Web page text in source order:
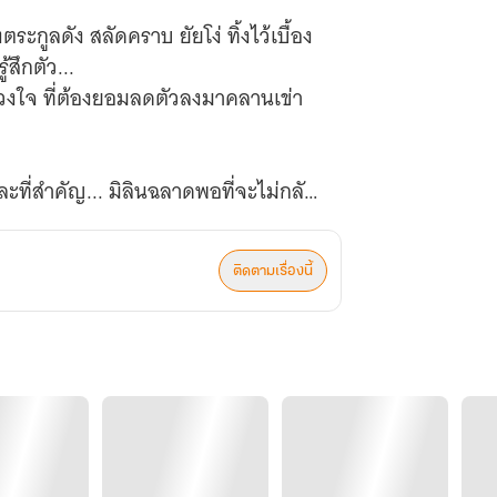
กูลดัง สลัดคราบ ยัยโง่ ทิ้งไว้เบื้อง
สึกตัว...
ใจ ที่ต้องยอมลดตัวลงมาคลานเข่า
ที่สำคัญ... มิลินฉลาดพอที่จะไม่กลับ
ติดตามเรื่องนี้